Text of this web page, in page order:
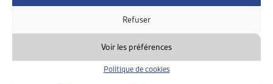
Refuser
Voir les préférences
Politique de cookies
Revenu déterminant unifié (RDU) ARTIAS